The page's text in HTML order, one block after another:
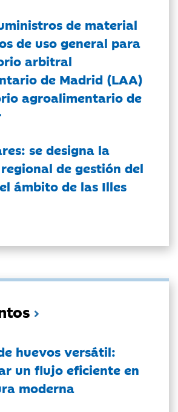
de material
de uso general para
arbitral
de Madrid (LAA)
agroalimentario de
se designa la
de gestión del
ámbito de las Illes
huevos versátil:
un flujo eficiente en
moderna